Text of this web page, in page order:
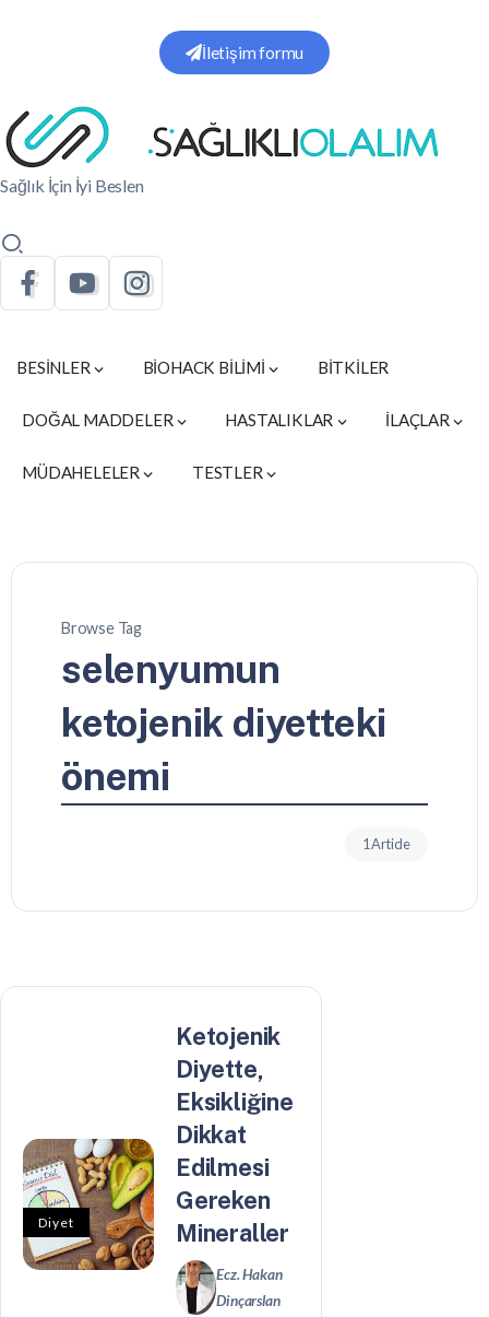
İletişim formu
Sağlık İçin İyi Beslen
BESİNLER BİOHACK BİLİMİ BİTKİLER
DOĞAL MADDELER HASTALIKLAR İLAÇLAR
MÜDAHELELER TESTLER
Browse Tag
selenyumun
ketojenik diyetteki
önemi
1 Article
Diyet
Ketojenik
Diyette,
Eksikliğine
Dikkat
Edilmesi
Gereken
Mineraller
Ecz. Hakan
Dinçarslan